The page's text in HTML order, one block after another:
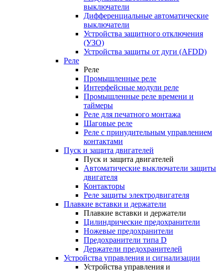
выключатели
Дифференциальные автоматические
выключатели
Устройства защитного отключения
(УЗО)
Устройства защиты от дуги (AFDD)
Реле
Реле
Промышленные реле
Интерфейсные модули реле
Промышленные реле времени и
таймеры
Реле для печатного монтажа
Шаговые реле
Реле с принудительным управлением
контактами
Пуск и защита двигателей
Пуск и защита двигателей
Автоматические выключатели защиты
двигателя
Контакторы
Реле защиты электродвигателя
Плавкие вставки и держатели
Плавкие вставки и держатели
Цилиндрические предохранители
Ножевые предохранители
Предохранители типа D
Держатели предохранителей
Устройства управления и сигнализации
Устройства управления и